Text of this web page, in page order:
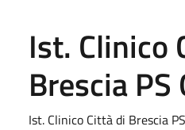
Ist. Clinico
Brescia PS
Ist. Clinico Città di Brescia